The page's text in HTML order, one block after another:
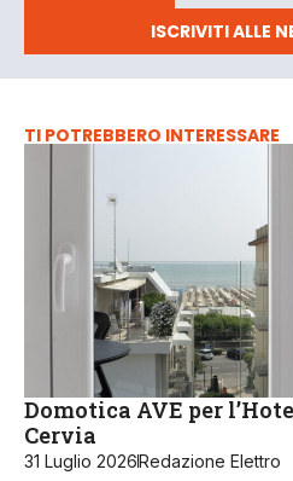
ISCRIVITI ALLE
TI POTREBBERO INTERESSARE
Domotica AVE per
Cervia
31 Luglio 2026Redazione Elettro